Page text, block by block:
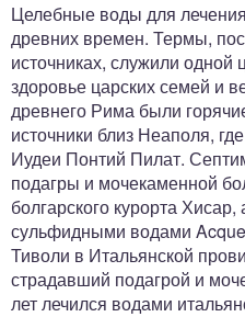
Целебные воды для
древних времен. Термы,
источниках, служили одной
здоровье царских семей и
древнего Рима были
источники близ Неаполя,
Иудеи Понтий Пилат.
подагры и мочекаменной
болгарского курорта
сульфидными водами
Тиволи в Итальянской
страдавший подагрой и
лет лечился водами